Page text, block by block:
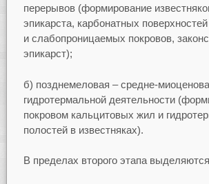
перерывов (формирование
эпикарста, карбонатных
и слабопроницаемых покровов,
эпикарст);
б) позднемеловая – средне-
гидротермальной деятельности
покровом кальцитовых жил и
полостей в известняках).
В пределах второго этапа